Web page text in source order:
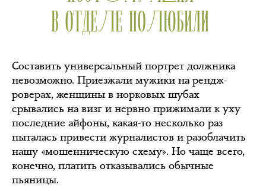
В ОТДЕЛЕ ПОЛЮБИЛИ
Составить универсальный портрет должника
невозможно. Приезжали мужики на рендж-
роверах, женщины в норковых шубах
срывались на визг и нервно прижимали к уху
последние айфоны, какая-то несколько раз
пыталась привести журналистов и разоблачить
нашу «мошенническую схему». Но чаще всего,
конечно, платить отказывались обычные
пьяницы.